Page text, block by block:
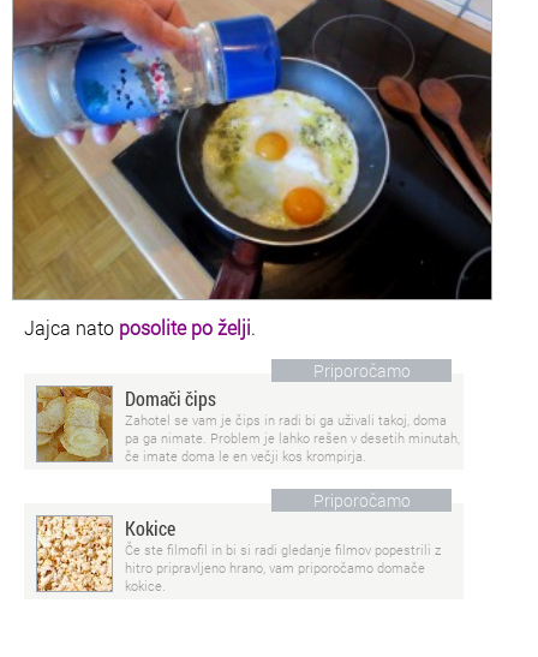
Jajca nato posolite po želji.
Priporočamo
Domači čips
Zahotel se vam je čips in radi bi ga uživali takoj, doma
pa ga nimate. Problem je lahko rešen v desetih minutah,
če imate doma le en večji kos krompirja.
Priporočamo
Kokice
Če ste filmofil in bi si radi gledanje filmov popestrili z
hitro pripravljeno hrano, vam priporočamo domače
kokice.